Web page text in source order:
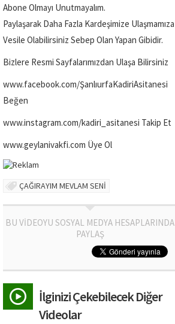
Abone Olmayı Unutmayalım.
Paylaşarak Daha Fazla Kardeşimize Ulaşmamıza
Vesile Olabilirsiniz Sebep Olan Yapan Gibidir.
Bizlere Resmi Sayfalarımızdan Ulaşa Bilirsiniz
www.facebook.com/ŞanlıurfaKadiriAsitanesi
Beğen
www.instagram.com/kadiri_asitanesi Takip Et
www.geylanivakfi.com Üye Ol
ÇAĞIRAYIM MEVLAM SENİ
BU VİDEOYU SOSYAL MEDYA HESAPLARINDA
PAYLAŞ
İlginizi Çekebilecek Diğer
Videolar